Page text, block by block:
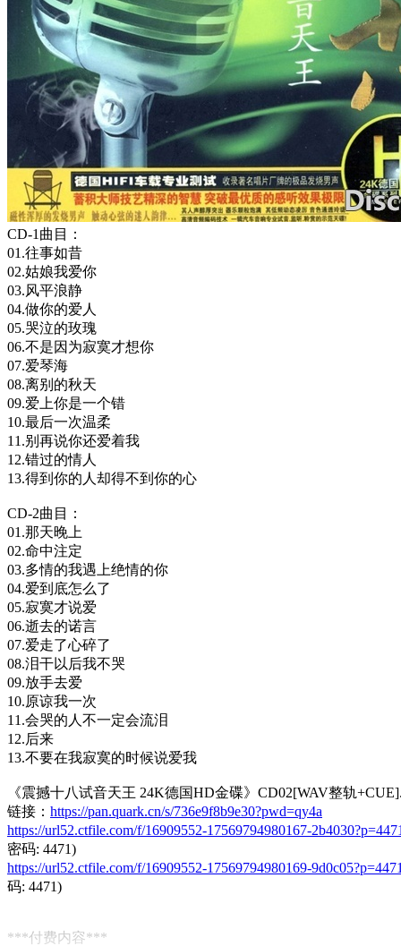
CD-1曲目：
01.往事如昔
02.姑娘我爱你
03.风平浪静
04.做你的爱人
05.哭泣的玫瑰
06.不是因为寂寞才想你
07.爱琴海
08.离别的秋天
09.爱上你是一个错
10.最后一次温柔
11.别再说你还爱着我
12.错过的情人
13.得到你的人却得不到你的心
CD-2曲目：
01.那天晚上
02.命中注定
03.多情的我遇上绝情的你
04.爱到底怎么了
05.寂寞才说爱
06.逝去的诺言
07.爱走了心碎了
08.泪干以后我不哭
09.放手去爱
10.原谅我一次
11.会哭的人不一定会流泪
12.后来
13.不要在我寂寞的时候说爱我
《震撼十八试音天王 24K德国HD金碟》CD02[WAV整轨
链接： https://pan.quark.cn/s/736e9f8b9e30?pwd=qy4a
https://url52.ctfile.com/f/16909552-17569794980167-
密码: 4471)
https://url52.ctfile.com/f/16909552-17569794980169-
码: 4471)
***付费内容***